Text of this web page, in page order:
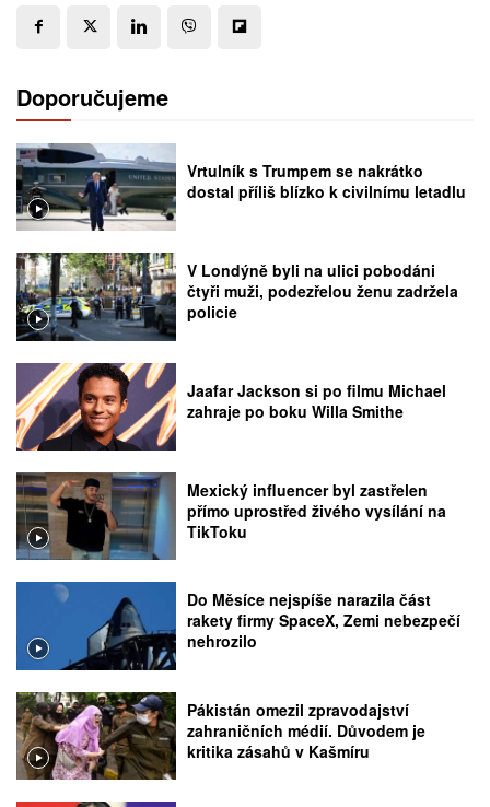
Doporučujeme
Vrtulník s Trumpem se nakrátko
dostal příliš blízko k civilnímu letadlu
V Londýně byli na ulici pobodáni
čtyři muži, podezřelou ženu zadržela
policie
Jaafar Jackson si po filmu Michael
zahraje po boku Willa Smithe
Mexický influencer byl zastřelen
přímo uprostřed živého vysílání na
TikToku
Do Měsíce nejspíše narazila část
rakety firmy SpaceX, Zemi nebezpečí
nehrozilo
Pákistán omezil zpravodajství
zahraničních médií. Důvodem je
kritika zásahů v Kašmíru